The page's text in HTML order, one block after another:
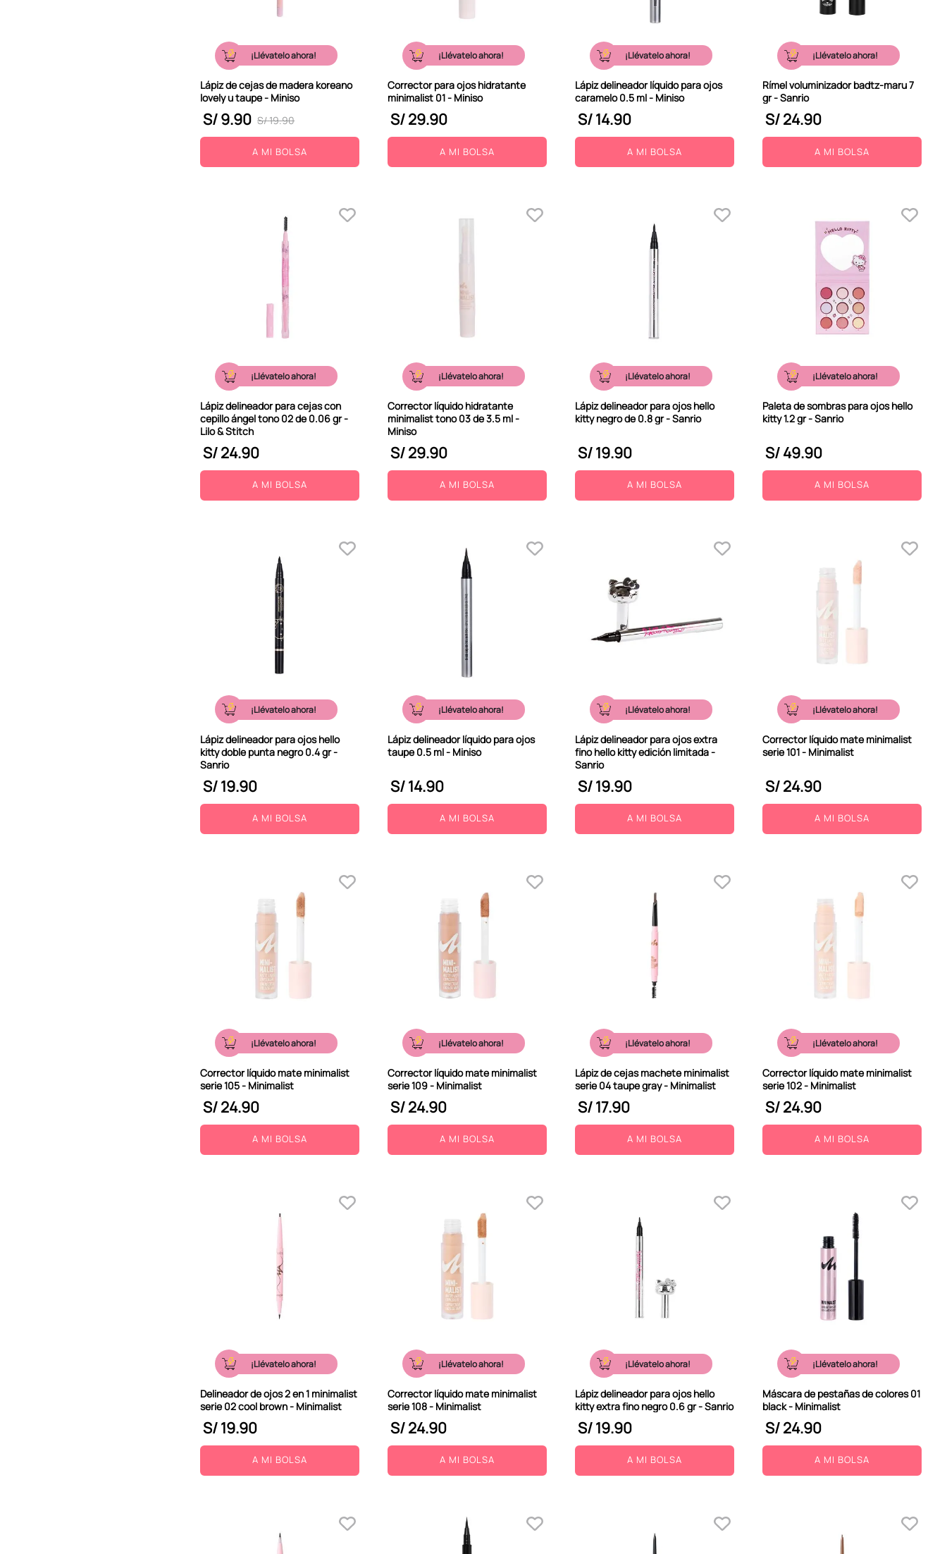
¡Llévatelo ahora!
Lápiz de cejas de madera koreano
lovely u taupe - Miniso
S/19.90
S/9.90
A MI BOLSA
¡Llévatelo ahora!
Corrector para ojos hidratante
minimalist 01 - Miniso
S/29.90
A MI BOLSA
¡Llévatelo ahora!
Lápiz delineador líquido para ojos
caramelo 0.5 ml - Miniso
S/14.90
A MI BOLSA
¡Llévatelo ahora!
Rímel voluminizador badtz-maru 7
gr - Sanrio
S/24.90
A MI BOLSA
¡Llévatelo ahora!
Lápiz delineador para cejas con
cepillo ángel tono 02 de 0.06 gr -
Lilo & Stitch
S/24.90
A MI BOLSA
¡Llévatelo ahora!
Corrector líquido hidratante
minimalist tono 03 de 3.5 ml -
Miniso
S/29.90
A MI BOLSA
¡Llévatelo ahora!
Lápiz delineador para ojos hello
kitty negro de 0.8 gr - Sanrio
S/19.90
A MI BOLSA
¡Llévatelo ahora!
Paleta de sombras para ojos hello
kitty 1.2 gr - Sanrio
S/49.90
A MI BOLSA
¡Llévatelo ahora!
Lápiz delineador para ojos hello
kitty doble punta negro 0.4 gr -
Sanrio
S/19.90
A MI BOLSA
¡Llévatelo ahora!
Lápiz delineador líquido para ojos
taupe 0.5 ml - Miniso
S/14.90
A MI BOLSA
¡Llévatelo ahora!
Lápiz delineador para ojos extra
fino hello kitty edición limitada -
Sanrio
S/19.90
A MI BOLSA
¡Llévatelo ahora!
Corrector líquido mate minimalist
serie 101 - Minimalist
S/24.90
A MI BOLSA
¡Llévatelo ahora!
Corrector líquido mate minimalist
serie 105 - Minimalist
S/24.90
A MI BOLSA
¡Llévatelo ahora!
Corrector líquido mate minimalist
serie 109 - Minimalist
S/24.90
A MI BOLSA
¡Llévatelo ahora!
Lápiz de cejas machete minimalist
serie 04 taupe gray - Minimalist
S/17.90
A MI BOLSA
¡Llévatelo ahora!
Corrector líquido mate minimalist
serie 102 - Minimalist
S/24.90
A MI BOLSA
¡Llévatelo ahora!
Delineador de ojos 2 en 1 minimalist
serie 02 cool brown - Minimalist
S/19.90
A MI BOLSA
¡Llévatelo ahora!
Corrector líquido mate minimalist
serie 108 - Minimalist
S/24.90
A MI BOLSA
¡Llévatelo ahora!
Lápiz delineador para ojos hello
kitty extra fino negro 0.6 gr - Sanrio
S/19.90
A MI BOLSA
¡Llévatelo ahora!
Máscara de pestañas de colores 01
black - Minimalist
S/24.90
A MI BOLSA